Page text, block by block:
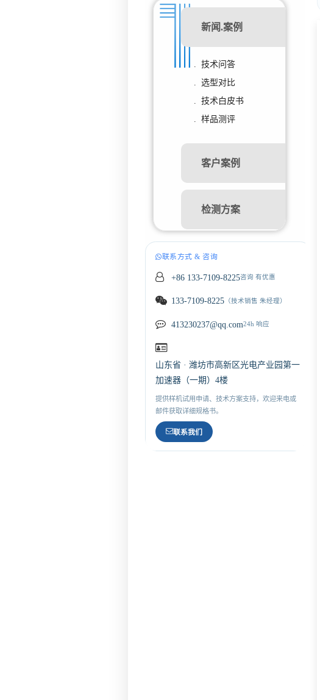
新闻.案例
. 技术问答
. 选型对比
. 技术白皮书
. 样品测评
客户案例
检测方案
联系方式 & 咨询
+86 133-7109-8225咨询 有优惠
133-7109-8225（技术销售 朱经理）
413230237@qq.com24h 响应
山东省 · 潍坊市高新区光电产业园第一
加速器（一期）4楼
提供样机试用申请、技术方案支持，欢迎来电或
邮件获取详细规格书。
联系我们